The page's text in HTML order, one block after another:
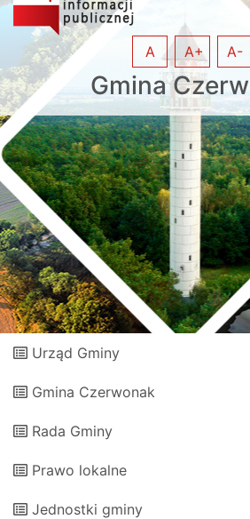
Gmina
A A+ A-
Urząd Gminy
Gmina Czerwonak
Rada Gminy
Prawo lokalne
Jednostki gminy